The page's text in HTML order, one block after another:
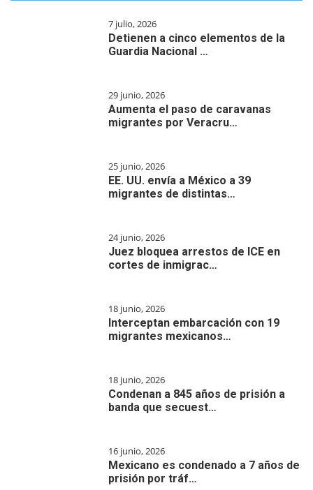
7 julio, 2026
Detienen a cinco elementos de la
Guardia Nacional …
29 junio, 2026
Aumenta el paso de caravanas
migrantes por Veracru…
25 junio, 2026
EE. UU. envía a México a 39
migrantes de distintas…
24 junio, 2026
Juez bloquea arrestos de ICE en
cortes de inmigrac…
18 junio, 2026
Interceptan embarcación con 19
migrantes mexicanos…
18 junio, 2026
Condenan a 845 años de prisión a
banda que secuest…
16 junio, 2026
Mexicano es condenado a 7 años de
prisión por tráf…